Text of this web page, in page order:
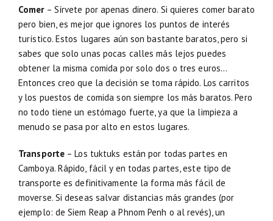
Comer– Sírvete por apenas dinero. Si quieres comer barato
pero bien, es mejor que ignores los puntos de interés
turístico. Estos lugares aún son bastante baratos, pero si
sabes que solo unas pocas calles más lejos puedes
obtener la misma comida por solo dos o tres euros…
Entonces creo que la decisión se toma rápido. Los carritos
y los puestos de comida son siempre los más baratos. Pero
no todo tiene un estómago fuerte, ya que la limpieza a
menudo se pasa por alto en estos lugares.
Transporte – Los tuktuks están por todas partes en
Camboya. Rápido, fácil y en todas partes, este tipo de
transporte es definitivamente la forma más fácil de
moverse. Si deseas salvar distancias más grandes (por
ejemplo: de Siem Reap a Phnom Penh o al revés), un